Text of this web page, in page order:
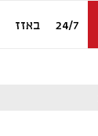
24/7 באזז